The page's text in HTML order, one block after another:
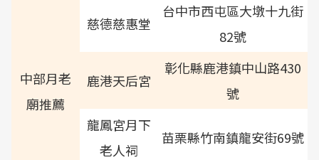
中部月老
廟推薦
慈德慈惠堂
台中市西屯區大墩十九街
82號
鹿港天后宮
彰化縣鹿港鎮中山路430
號
龍鳳宮月下
老人祠
苗栗縣竹南鎮龍安街69號